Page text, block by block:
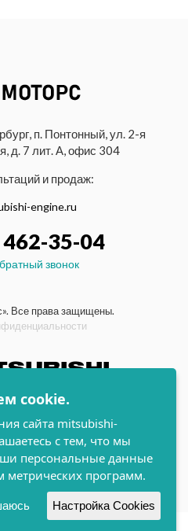
п. Понтонный, ул. 2-я
д. 7 лит. А, офис 304
и продаж:
engine.ru
462-35-04
звонок
Все права защищены.
и морские
Mitsubishi
сайта
cookie.
сайта mitsubishi-
с тем, что мы
персональные данные
метрических программ.
Настройка Cookies